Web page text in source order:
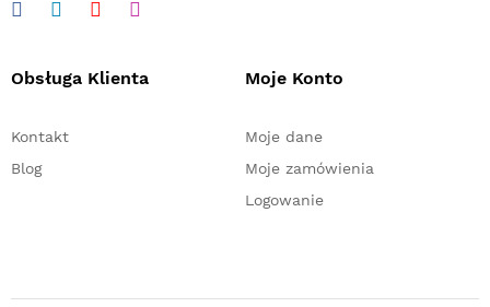
Obsługa Klienta
Kontakt
Blog
Moje Konto
Moje dane
Moje zamówienia
Logowanie